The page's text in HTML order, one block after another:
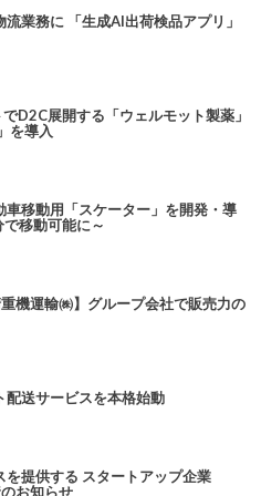
業務に 「生成AI出荷検品アプリ」
D2C展開する「ウェルモット製薬」
を導入
移動用「スケーター」を開発・導
移動可能に～
機運輸㈱】グループ会社で販売力の
配送サービスを本格始動
提供する スタートアップ企業
お知らせ